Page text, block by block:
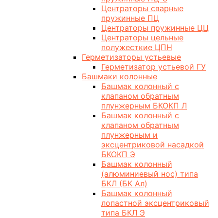
Центраторы сварные
пружинные ПЦ
Центраторы пружинные ЦЦ
Центраторы цельные
полужесткие ЦПН
Герметизаторы устьевые
Герметизатор устьевой ГУ
Башмаки колонные
Башмак колонный с
клапаном обратным
плунжерным БКОКП Л
Башмак колонный с
клапаном обратным
плунжерным и
эксцентриковой насадкой
БКОКП Э
Башмак колонный
(алюминиевый нос) типа
БКЛ (БК Ал)
Башмак колонный
лопастной эксцентриковый
типа БКЛ Э